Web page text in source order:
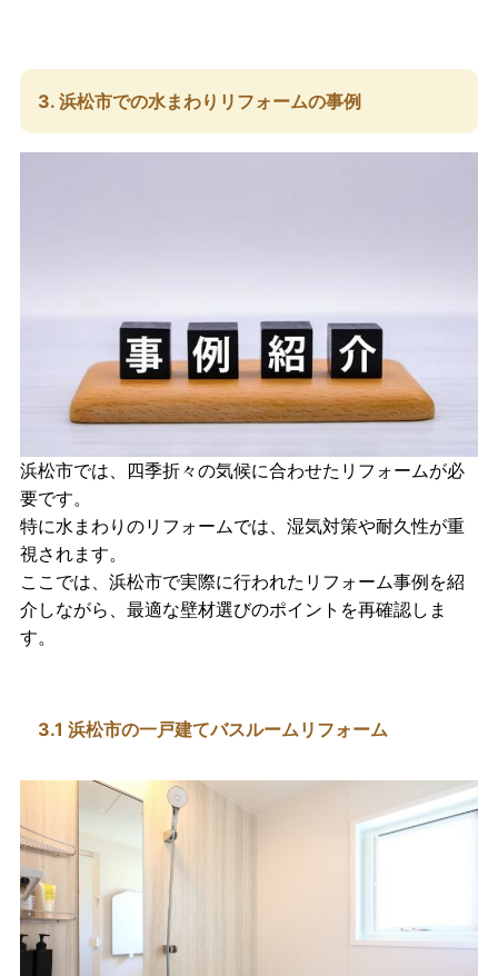
3. 浜松市での水まわりリフォームの事例
浜松市では、四季折々の気候に合わせたリフォームが必
要です。
特に水まわりのリフォームでは、湿気対策や耐久性が重
視されます。
ここでは、浜松市で実際に行われたリフォーム事例を紹
介しながら、最適な壁材選びのポイントを再確認しま
す。
3.1 浜松市の一戸建てバスルームリフォーム